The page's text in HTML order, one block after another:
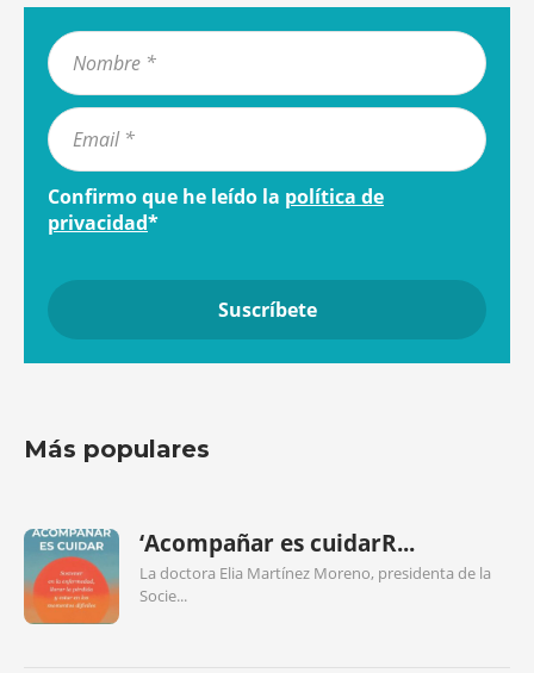
Confirmo que he leído la política de
privacidad*
Más populares
‘Acompañar es cuidarR...
La doctora Elia Martínez Moreno, presidenta de la
Socie...